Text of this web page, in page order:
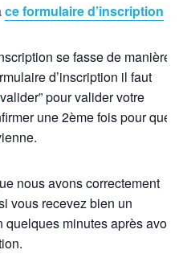
ce formulaire d’inscription
se fasse de manière
d’inscription il faut
pour valider votre
une 2ème fois pour que
nous avons correctement
vous recevez bien un
minutes après avoir